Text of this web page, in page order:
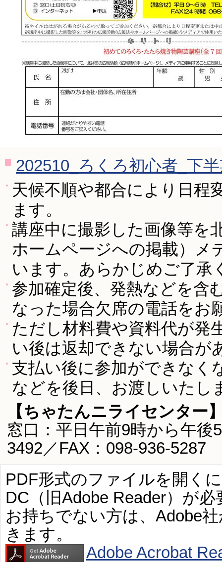
202510_ろくろ初心者_下
天候不順や都合により日程
ます。
講座中に撮影した画像等を
ホームページへの掲載）メ
います。あらかじめご了承
参加確定後、発熱などを含
なった場合欠席の電話をお
ただし材料費や資料代が発
い後は返却できない場合が
支払い後に参加ができなく
などを後日、お渡しいたし
【ちゃたんニライセンター
窓口：平日午前9時から午後
3492／FAX：098-936-5287
PDF形式のファイルを開く
DC（旧Adobe Reader）が必
お持ちでない方は、Adobe
きます。
Adobe Acrobat